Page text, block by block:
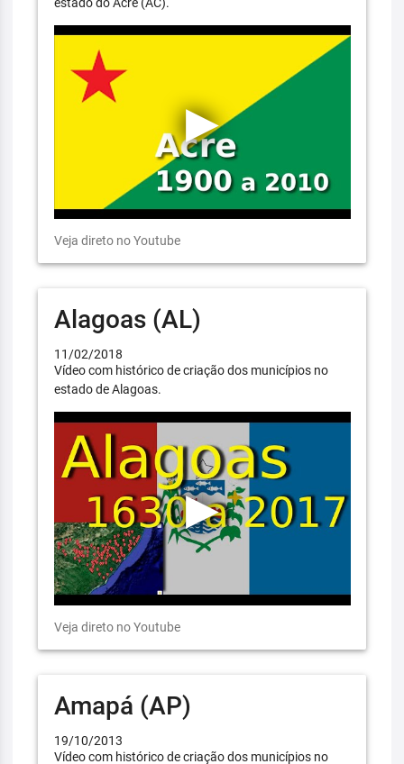
Veja direto no Youtube
Alagoas (AL)
11/02/2018
Vídeo com histórico de criação dos municípios no
estado de Alagoas.
Veja direto no Youtube
Amapá (AP)
19/10/2013
Vídeo com histórico de criação dos municípios no